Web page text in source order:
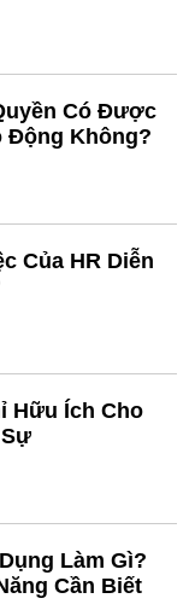
Có Được
Động Không?
Của HR Diễn
Hữu Ích Cho
Làm Gì?
Cần Biết